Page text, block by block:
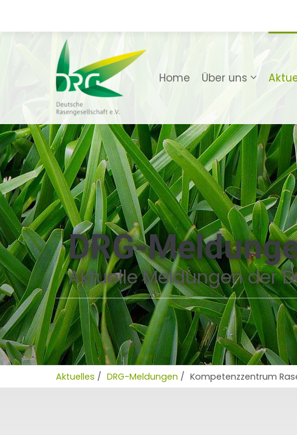
Home Über uns
DRG-
Aktuelle Meldungen der
Aktuelles / DRG-Meldungen / Kompetenzzentrum